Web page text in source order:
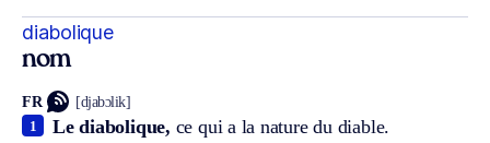
diabolique
nom
FR [djabɔlik]
Le diabolique, ce qui a la nature du diable.
1